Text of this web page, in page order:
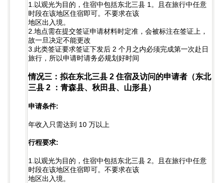
1.以观光为目的，住宿中包括东北三县 1。且在旅行中任意
时段在该地区住宿即可。不要求在该
地区出入境。
2.地点需在提交签证申请材料时定准，会被标注在签证上，
故一旦决定不能更改
3.此类签证要求签证下发后 2 个月之内必须完成第一次赴日
旅行，所以申请时请务必规划好时间
情况三：拟在东北三县 2 住宿及访问的申请者（东北
三县 2 ：青森县、秋田县、山形县）
申请条件:
年收入只需达到 10 万以上
行程要求:
1.以观光为目的，住宿中包括东北三县 2。且在旅行中任意
时段在该地区住宿即可。不要求在该
地区出入境。